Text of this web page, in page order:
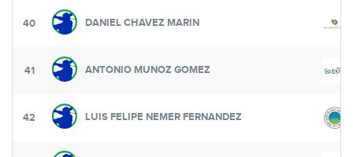
40 DANIEL CHAVEZ MARIN
41 ANTONIO MUNOZ GOMEZ
42 LUIS FELIPE NEMER FERNANDEZ